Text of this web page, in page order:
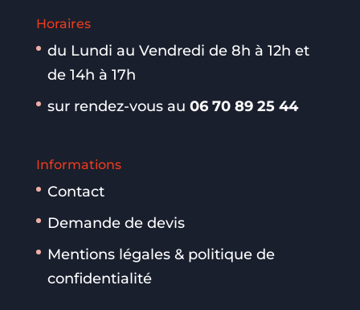
Horaires
du Lundi au Vendredi de 8h à 12h et
de 14h à 17h
sur rendez-vous au 06 70 89 25 44
Informations
Contact
Demande de devis
Mentions légales & politique de
confidentialité